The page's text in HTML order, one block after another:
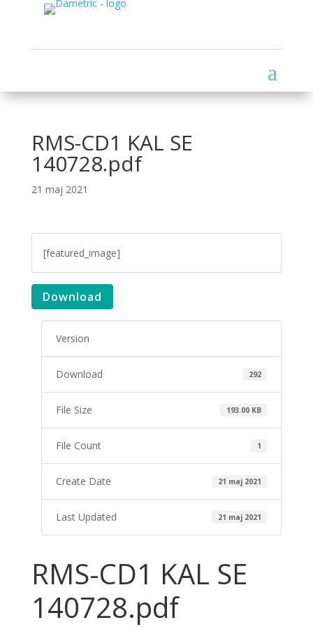
RMS-CD1 KAL SE
140728.pdf
21 maj 2021
[featured_image]
Download
Version
Download 292
File Size 193.00 KB
File Count 1
Create Date 21 maj 2021
Last Updated 21 maj 2021
RMS-CD1 KAL SE
140728.pdf